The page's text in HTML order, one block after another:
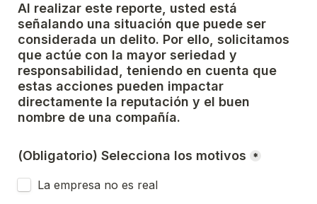
Al realizar este reporte, usted está
señalando una situación que puede ser
considerada un delito. Por ello, solicitamos
que actúe con la mayor seriedad y
responsabilidad, teniendo en cuenta que
estas acciones pueden impactar
directamente la reputación y el buen
nombre de una compañía.
(Obligatorio) Selecciona los motivos *
La empresa no es real